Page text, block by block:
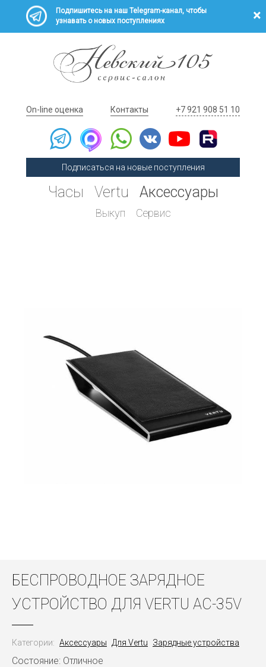
Подпишитесь на наш Telegram-канал, чтобы
узнавать о новых поступлениях
On-line оценка Контакты +7 921 908 51 10
Подписаться на новые поступления
Часы Vertu Аксессуары
Выкуп Сервис
БЕСПРОВОДНОЕ ЗАРЯДНОЕ
УСТРОЙСТВО ДЛЯ VERTU AC-35V
Категории: Аксессуары Для Vertu Зарядные устройства
Состояние: Отличное